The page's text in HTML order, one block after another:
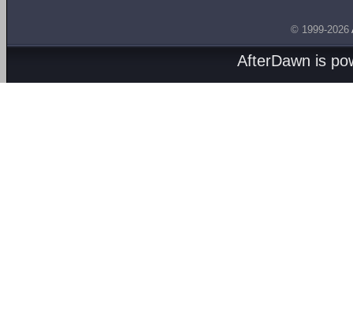
© 1999-2026
AfterDawn is